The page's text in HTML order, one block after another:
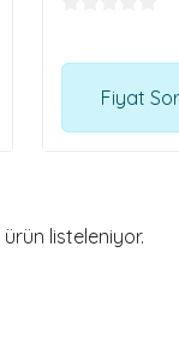
Fiyat
ürün listeleniyor.